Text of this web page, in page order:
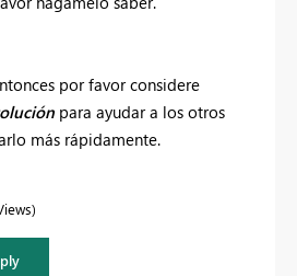
por favor considere
para ayudar a los otros
más rápidamente.